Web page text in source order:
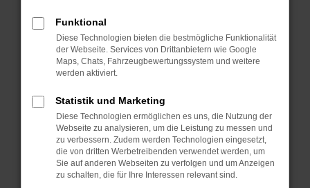
Fenster?
Starte dein Gerät neu.
Das kann manchmal helfen, vorübergehende
Probleme zu beheben.
Betriebssystem auf dem neuesten Stand
sind.
Veraltete Software birgt nicht nur ein
Sicherheitsrisiko, sondern kann auch dazu
führen, dass bestimmte Funktionen nicht mehr
unterstützt werden.
Funktional
Diese Technologien bieten die bestmögliche Funktionalität
der Webseite. Services von Drittanbietern wie Google
Maps, Chats, Fahrzeugbewertungssystem und weitere
werden aktiviert.
Statistik und Marketing
Diese Technologien ermöglichen es uns, die Nutzung der
Webseite zu analysieren, um die Leistung zu messen und
zu verbessern. Zudem werden Technologien eingesetzt,
die von dritten Werbetreibenden verwendet werden, um
Sie auf anderen Webseiten zu verfolgen und um Anzeigen
zu schalten, die für Ihre Interessen relevant sind.